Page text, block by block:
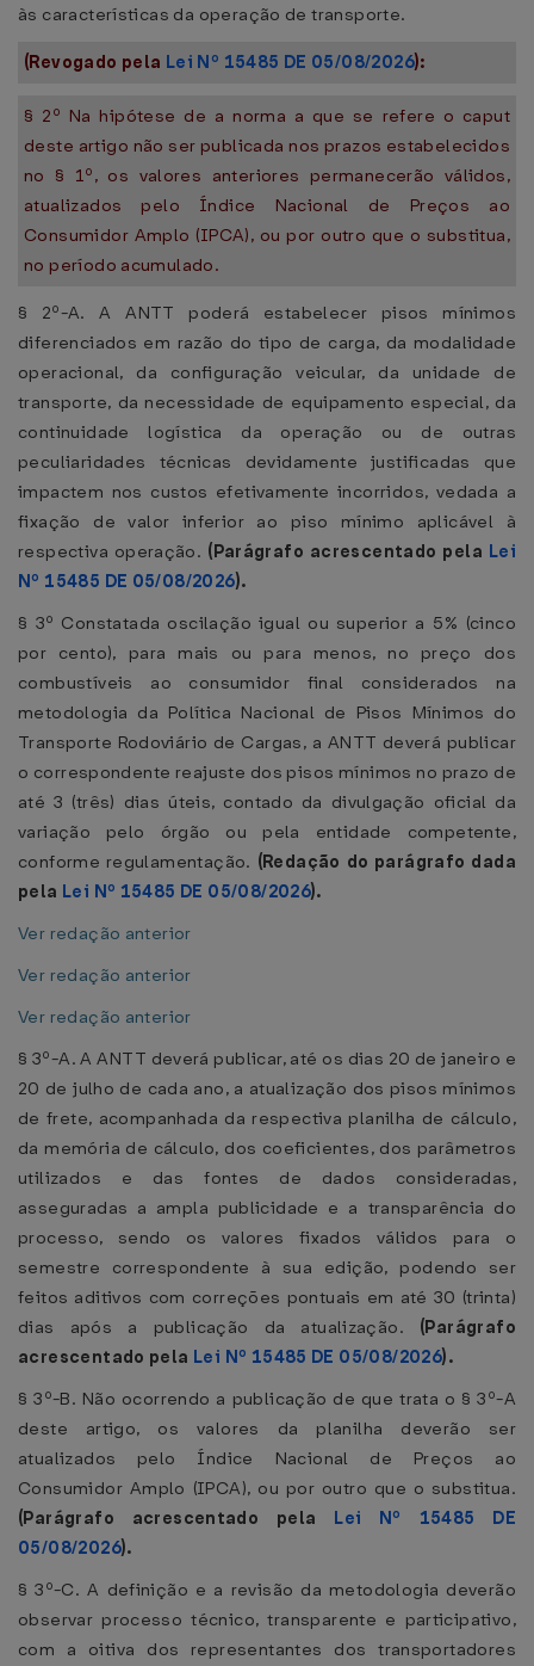
às características da operação de transporte.
(Revogado pela Lei Nº 15485 DE 05/08/2026):
§ 2º Na hipótese de a norma a que se refere o caput
deste artigo não ser publicada nos prazos estabelecidos
no § 1º, os valores anteriores permanecerão válidos,
atualizados pelo Índice Nacional de Preços ao
Consumidor Amplo (IPCA), ou por outro que o substitua,
no período acumulado.
§ 2º-A. A ANTT poderá estabelecer pisos mínimos
diferenciados em razão do tipo de carga, da modalidade
operacional, da configuração veicular, da unidade de
transporte, da necessidade de equipamento especial, da
continuidade logística da operação ou de outras
peculiaridades técnicas devidamente justificadas que
impactem nos custos efetivamente incorridos, vedada a
fixação de valor inferior ao piso mínimo aplicável à
respectiva operação. (Parágrafo acrescentado pela Lei
Nº 15485 DE 05/08/2026).
§ 3º Constatada oscilação igual ou superior a 5% (cinco
por cento), para mais ou para menos, no preço dos
combustíveis ao consumidor final considerados na
metodologia da Política Nacional de Pisos Mínimos do
Transporte Rodoviário de Cargas, a ANTT deverá publicar
o correspondente reajuste dos pisos mínimos no prazo de
até 3 (três) dias úteis, contado da divulgação oficial da
variação pelo órgão ou pela entidade competente,
conforme regulamentação. (Redação do parágrafo dada
pela Lei Nº 15485 DE 05/08/2026).
Ver redação anterior
Ver redação anterior
Ver redação anterior
§ 3º-A. A ANTT deverá publicar, até os dias 20 de janeiro e
20 de julho de cada ano, a atualização dos pisos mínimos
de frete, acompanhada da respectiva planilha de cálculo,
da memória de cálculo, dos coeficientes, dos parâmetros
utilizados e das fontes de dados consideradas,
asseguradas a ampla publicidade e a transparência do
processo, sendo os valores fixados válidos para o
semestre correspondente à sua edição, podendo ser
feitos aditivos com correções pontuais em até 30 (trinta)
dias após a publicação da atualização. (Parágrafo
acrescentado pela Lei Nº 15485 DE 05/08/2026).
§ 3º-B. Não ocorrendo a publicação de que trata o § 3º-A
deste artigo, os valores da planilha deverão ser
atualizados pelo Índice Nacional de Preços ao
Consumidor Amplo (IPCA), ou por outro que o substitua.
(Parágrafo acrescentado pela Lei Nº 15485 DE
05/08/2026).
§ 3º-C. A definição e a revisão da metodologia deverão
observar processo técnico, transparente e participativo,
com a oitiva dos representantes dos transportadores